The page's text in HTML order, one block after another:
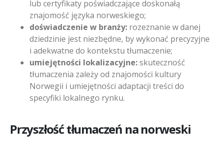
lub certyfikaty poświadczające doskonałą
znajomość języka norweskiego;
doświadczenie w branży: rozeznanie w danej
dziedzinie jest niezbędne, by wykonać precyzyjne
i adekwatne do kontekstu tłumaczenie;
umiejętności lokalizacyjne:skuteczność
tłumaczenia zależy od znajomości kultury
Norwegii i umiejętności adaptacji treści do
specyfiki lokalnego rynku.
Przyszłość tłumaczeń na norweski